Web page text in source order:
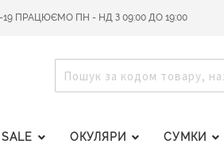
ПРАЦЮЄМО ПН - НД З 09:00 ДО 19:00
ОКУЛЯРИ СУМКИ